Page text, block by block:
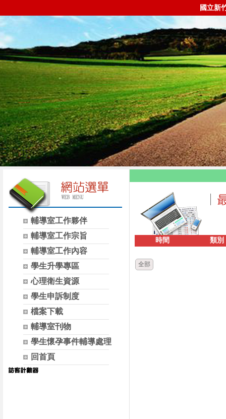
國立新
輔導室工作夥伴
輔導室工作宗旨
輔導室工作內容
學生升學專區
心理衛生資源
學生申訴制度
檔案下載
輔導室刊物
學生懷孕事件輔導處理
回首頁
時間 類別
全部